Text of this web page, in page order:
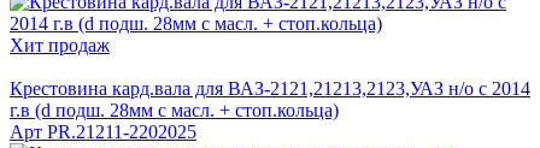
Хит продаж
Крестовина кард.вала для ВАЗ-2121,21213,2123,УАЗ н/о с 2014
г.в (d подш. 28мм с масл. + стоп.кольца)
Арт PR.21211-2202025